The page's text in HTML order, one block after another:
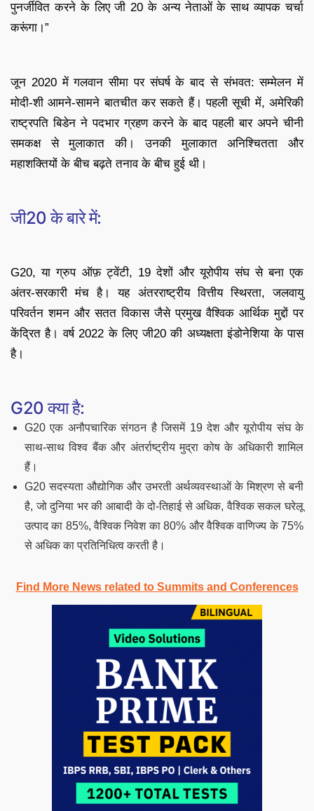
पुनर्जीवित करने के लिए जी 20 के अन्य नेताओं के साथ व्यापक चर्चा
करूंगा।”
जून 2020 में गलवान सीमा पर संघर्ष के बाद से संभवत: सम्मेलन में
मोदी-शी आमने-सामने बातचीत कर सकते हैं। पहली सूची में, अमेरिकी
राष्ट्रपति बिडेन ने पदभार ग्रहण करने के बाद पहली बार अपने चीनी
समकक्ष से मुलाकात की। उनकी मुलाकात अनिश्चितता और
महाशक्तियों के बीच बढ़ते तनाव के बीच हुई थी।
जी20 के बारे में:
G20, या ग्रुप ऑफ़ ट्वेंटी, 19 देशों और यूरोपीय संघ से बना एक
अंतर-सरकारी मंच है। यह अंतरराष्ट्रीय वित्तीय स्थिरता, जलवायु
परिवर्तन शमन और सतत विकास जैसे प्रमुख वैश्विक आर्थिक मुद्दों पर
केंद्रित है। वर्ष 2022 के लिए जी20 की अध्यक्षता इंडोनेशिया के पास
है।
G20 क्या है:
G20 एक अनौपचारिक संगठन है जिसमें 19 देश और यूरोपीय संघ के
साथ-साथ विश्व बैंक और अंतर्राष्ट्रीय मुद्रा कोष के अधिकारी शामिल
हैं।
G20 सदस्यता औद्योगिक और उभरती अर्थव्यवस्थाओं के मिश्रण से बनी
है, जो दुनिया भर की आबादी के दो-तिहाई से अधिक, वैश्विक सकल घरेलू
उत्पाद का 85%, वैश्विक निवेश का 80% और वैश्विक वाणिज्य के 75%
से अधिक का प्रतिनिधित्व करती है।
Find More News related to Summits and Conferences